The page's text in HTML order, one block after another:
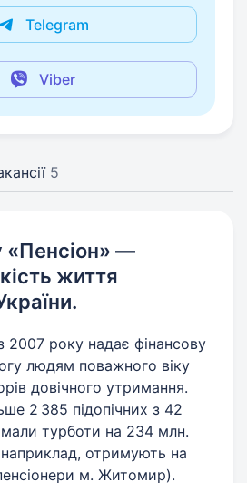
Telegram
Viber
5
«Пенсіон» —
життя
2007 року надає фінансову
людям поважного віку
довічного утримання.
2 385 підопічних з 42
турботи на 234 млн.
наприклад, отримують на
пенсіонери м. Житомир).